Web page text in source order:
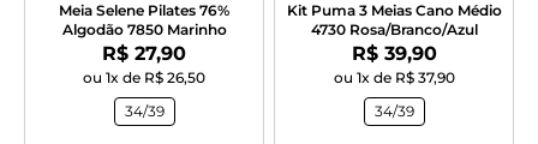
Meia Selene Pilates 76%
Algodão 7850 Marinho
Por:
R$ 27,90
ou 1x de R$ 26,50
34/39
Kit Puma 3 Meias Cano Médio
4730 Rosa/Branco/Azul
Por:
R$ 39,90
ou 1x de R$ 37,90
34/39